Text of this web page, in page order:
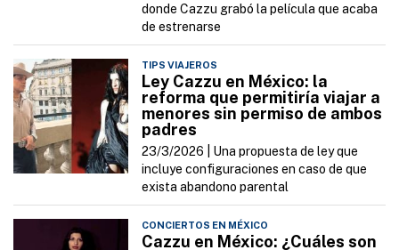
donde Cazzu grabó la película que acaba
de estrenarse
TIPS VIAJEROS
Ley Cazzu en México: la
reforma que permitiría viajar a
menores sin permiso de ambos
padres
23/3/2026 | Una propuesta de ley que
incluye configuraciones en caso de que
exista abandono parental
CONCIERTOS EN MÉXICO
Cazzu en México: ¿Cuáles son